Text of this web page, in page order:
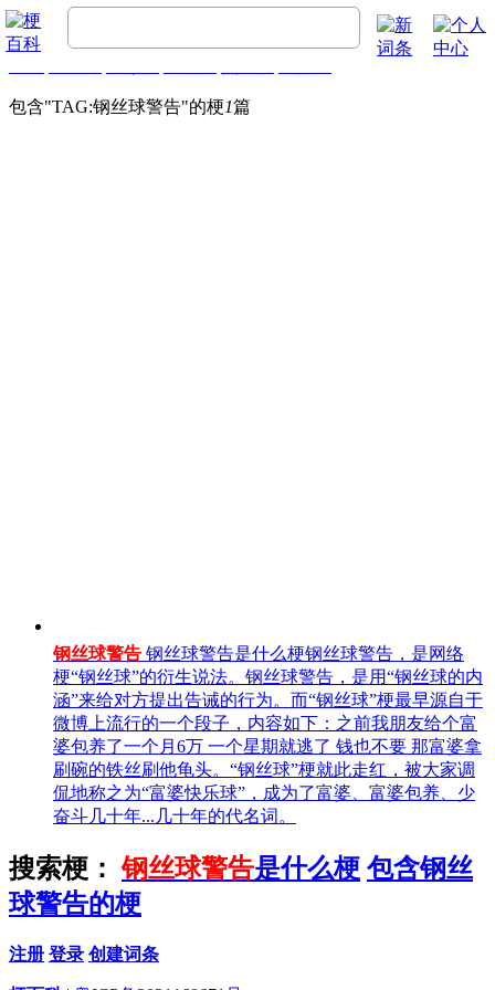
包含"TAG:钢丝球警告"的梗1篇
钢丝球警告 钢丝球警告是什么梗钢丝球警告，是网络
梗“钢丝球”的衍生说法。钢丝球警告，是用“钢丝球的内
涵”来给对方提出告诫的行为。而“钢丝球”梗最早源自于
微博上流行的一个段子，内容如下：之前我朋友给个富
婆包养了一个月6万 一个星期就逃了 钱也不要 那富婆拿
刷碗的铁丝刷他龟头。“钢丝球”梗就此走红，被大家调
侃地称之为“富婆快乐球”，成为了富婆、富婆包养、少
奋斗几十年...几十年的代名词。
搜索梗：钢丝球警告是什么梗 包含钢丝
球警告的梗
注册 登录 创建词条